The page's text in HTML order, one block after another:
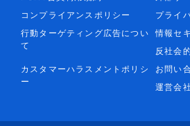
コンプライアンスポリシー
プライ
行動ターゲティング広告につい
て
情報セ
反社会
カスタマーハラスメントポリシ
ー
お問い
運営会